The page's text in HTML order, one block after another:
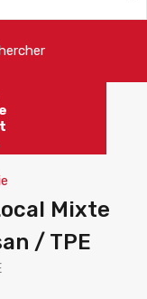
Mixte
/ TPE